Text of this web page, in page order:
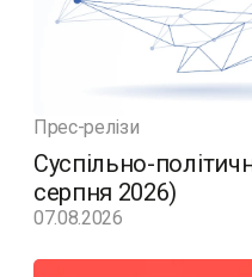
Прес-релізи
Суспільно-
серпня 2026)
07.08.2026